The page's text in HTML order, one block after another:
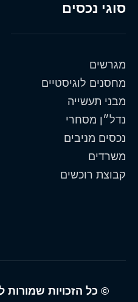
סוגי נכסים
מגרשים
מחסנים לוגיסטיים
מבני תעשייה
נדל״ן מסחרי
נכסים מניבים
משרדים
קבוצת רוכשים
© כל הזכויות שמורות